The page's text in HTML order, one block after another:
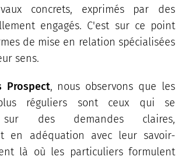
concrets, exprimés par des
engagés. C'est sur ce point
de mise en relation spécialisées
sens.
Prospect, nous observons que les
réguliers sont ceux qui se
sur des demandes claires,
en adéquation avec leur savoir-
là où les particuliers formulent